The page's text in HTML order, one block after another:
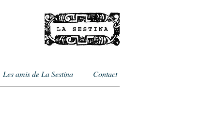
Les amis de La Sestina Contact